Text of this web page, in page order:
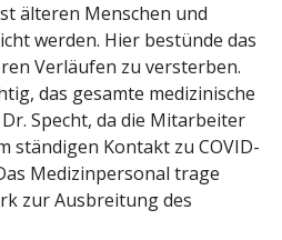
älteren Menschen und
werden. Hier bestünde das
Verläufen zu versterben.
das gesamte medizinische
Specht, da die Mitarbeiter
ständigen Kontakt zu COVID-
Medizinpersonal trage
zur Ausbreitung des